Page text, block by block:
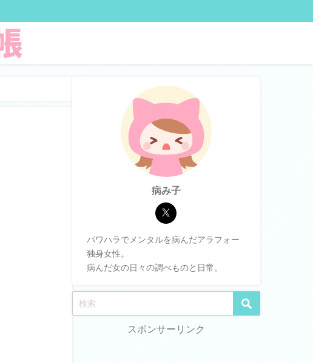
病み子
パワハラでメンタルを病んだアラフォー
独身女性。
病んだ女の日々の調べものと日常。
スポンサーリンク